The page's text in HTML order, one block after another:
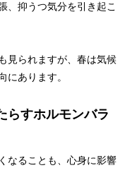
、抑うつ気分を引き起こ
見られますが、春は気候
にあります。
らすホルモンバラ
なることも、心身に影響